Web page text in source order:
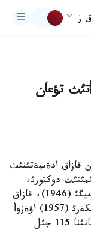
ق ز
تؤعان
قازاق ادةبيةتئنئث
دوكتورئ،
پروفةسسور، قازاق ك س ر ع ا-نئث اكادةميگئ (1946)، قازاق
ك س ر-نئث ةثبةك سئثئرگةن عئلئم قايراتكةرئ (1957) اؤةزوأ
مذحتار ومارحان ذلئنئث (1897-1961) تؤعانئنا 115 جئل